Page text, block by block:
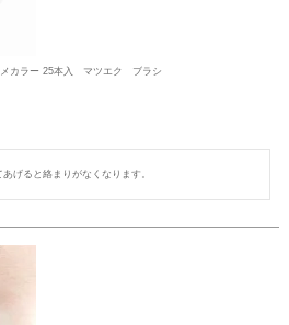
メカラー 25本入 マツエク ブラシ
げると絡まりがなくなります。